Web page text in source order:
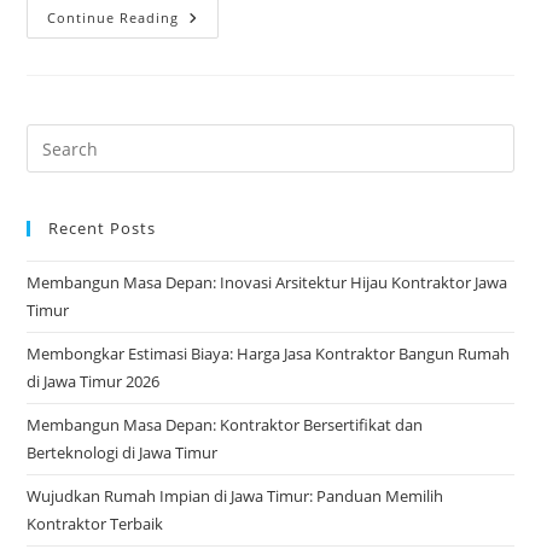
Continue Reading Membangun
Hunian
Lengkap
Hingga
Recent Posts
Membangun Masa Depan: Inovasi Arsitektur Hijau Kontraktor Jawa
Timur
Membongkar Estimasi Biaya: Harga Jasa Kontraktor Bangun Rumah
di Jawa Timur 2026
Membangun Masa Depan: Kontraktor Bersertifikat dan
Berteknologi di Jawa Timur
Wujudkan Rumah Impian di Jawa Timur: Panduan Memilih
Kontraktor Terbaik